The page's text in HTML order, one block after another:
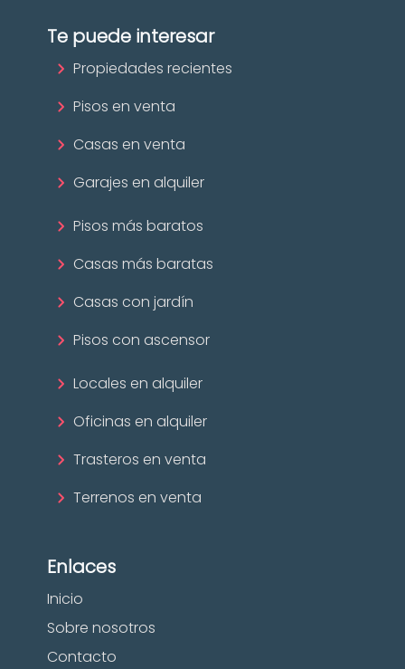
Te puede interesar
Propiedades recientes
Pisos en venta
Casas en venta
Garajes en alquiler
Pisos más baratos
Casas más baratas
Casas con jardín
Pisos con ascensor
Locales en alquiler
Oficinas en alquiler
Trasteros en venta
Terrenos en venta
Enlaces
Inicio
Sobre nosotros
Contacto